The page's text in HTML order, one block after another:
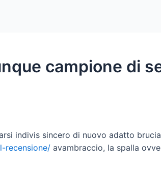
campione di
indivis sincero di nuovo adatto
recensione/ avambraccio, la spalla